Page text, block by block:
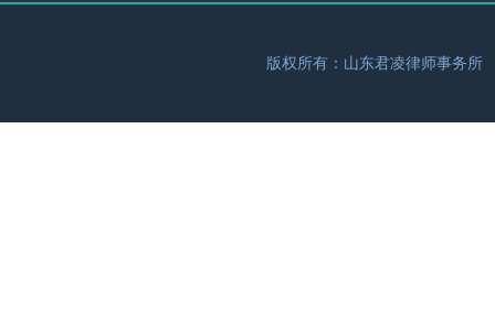
版权所有：山东君凌律师事